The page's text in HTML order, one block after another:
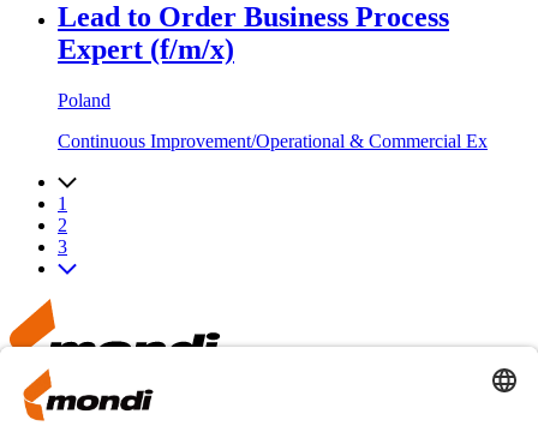
Lead to Order Business Process
Expert (f/m/x)
Poland
Continuous Improvement/Operational & Commercial Ex
1
2
3